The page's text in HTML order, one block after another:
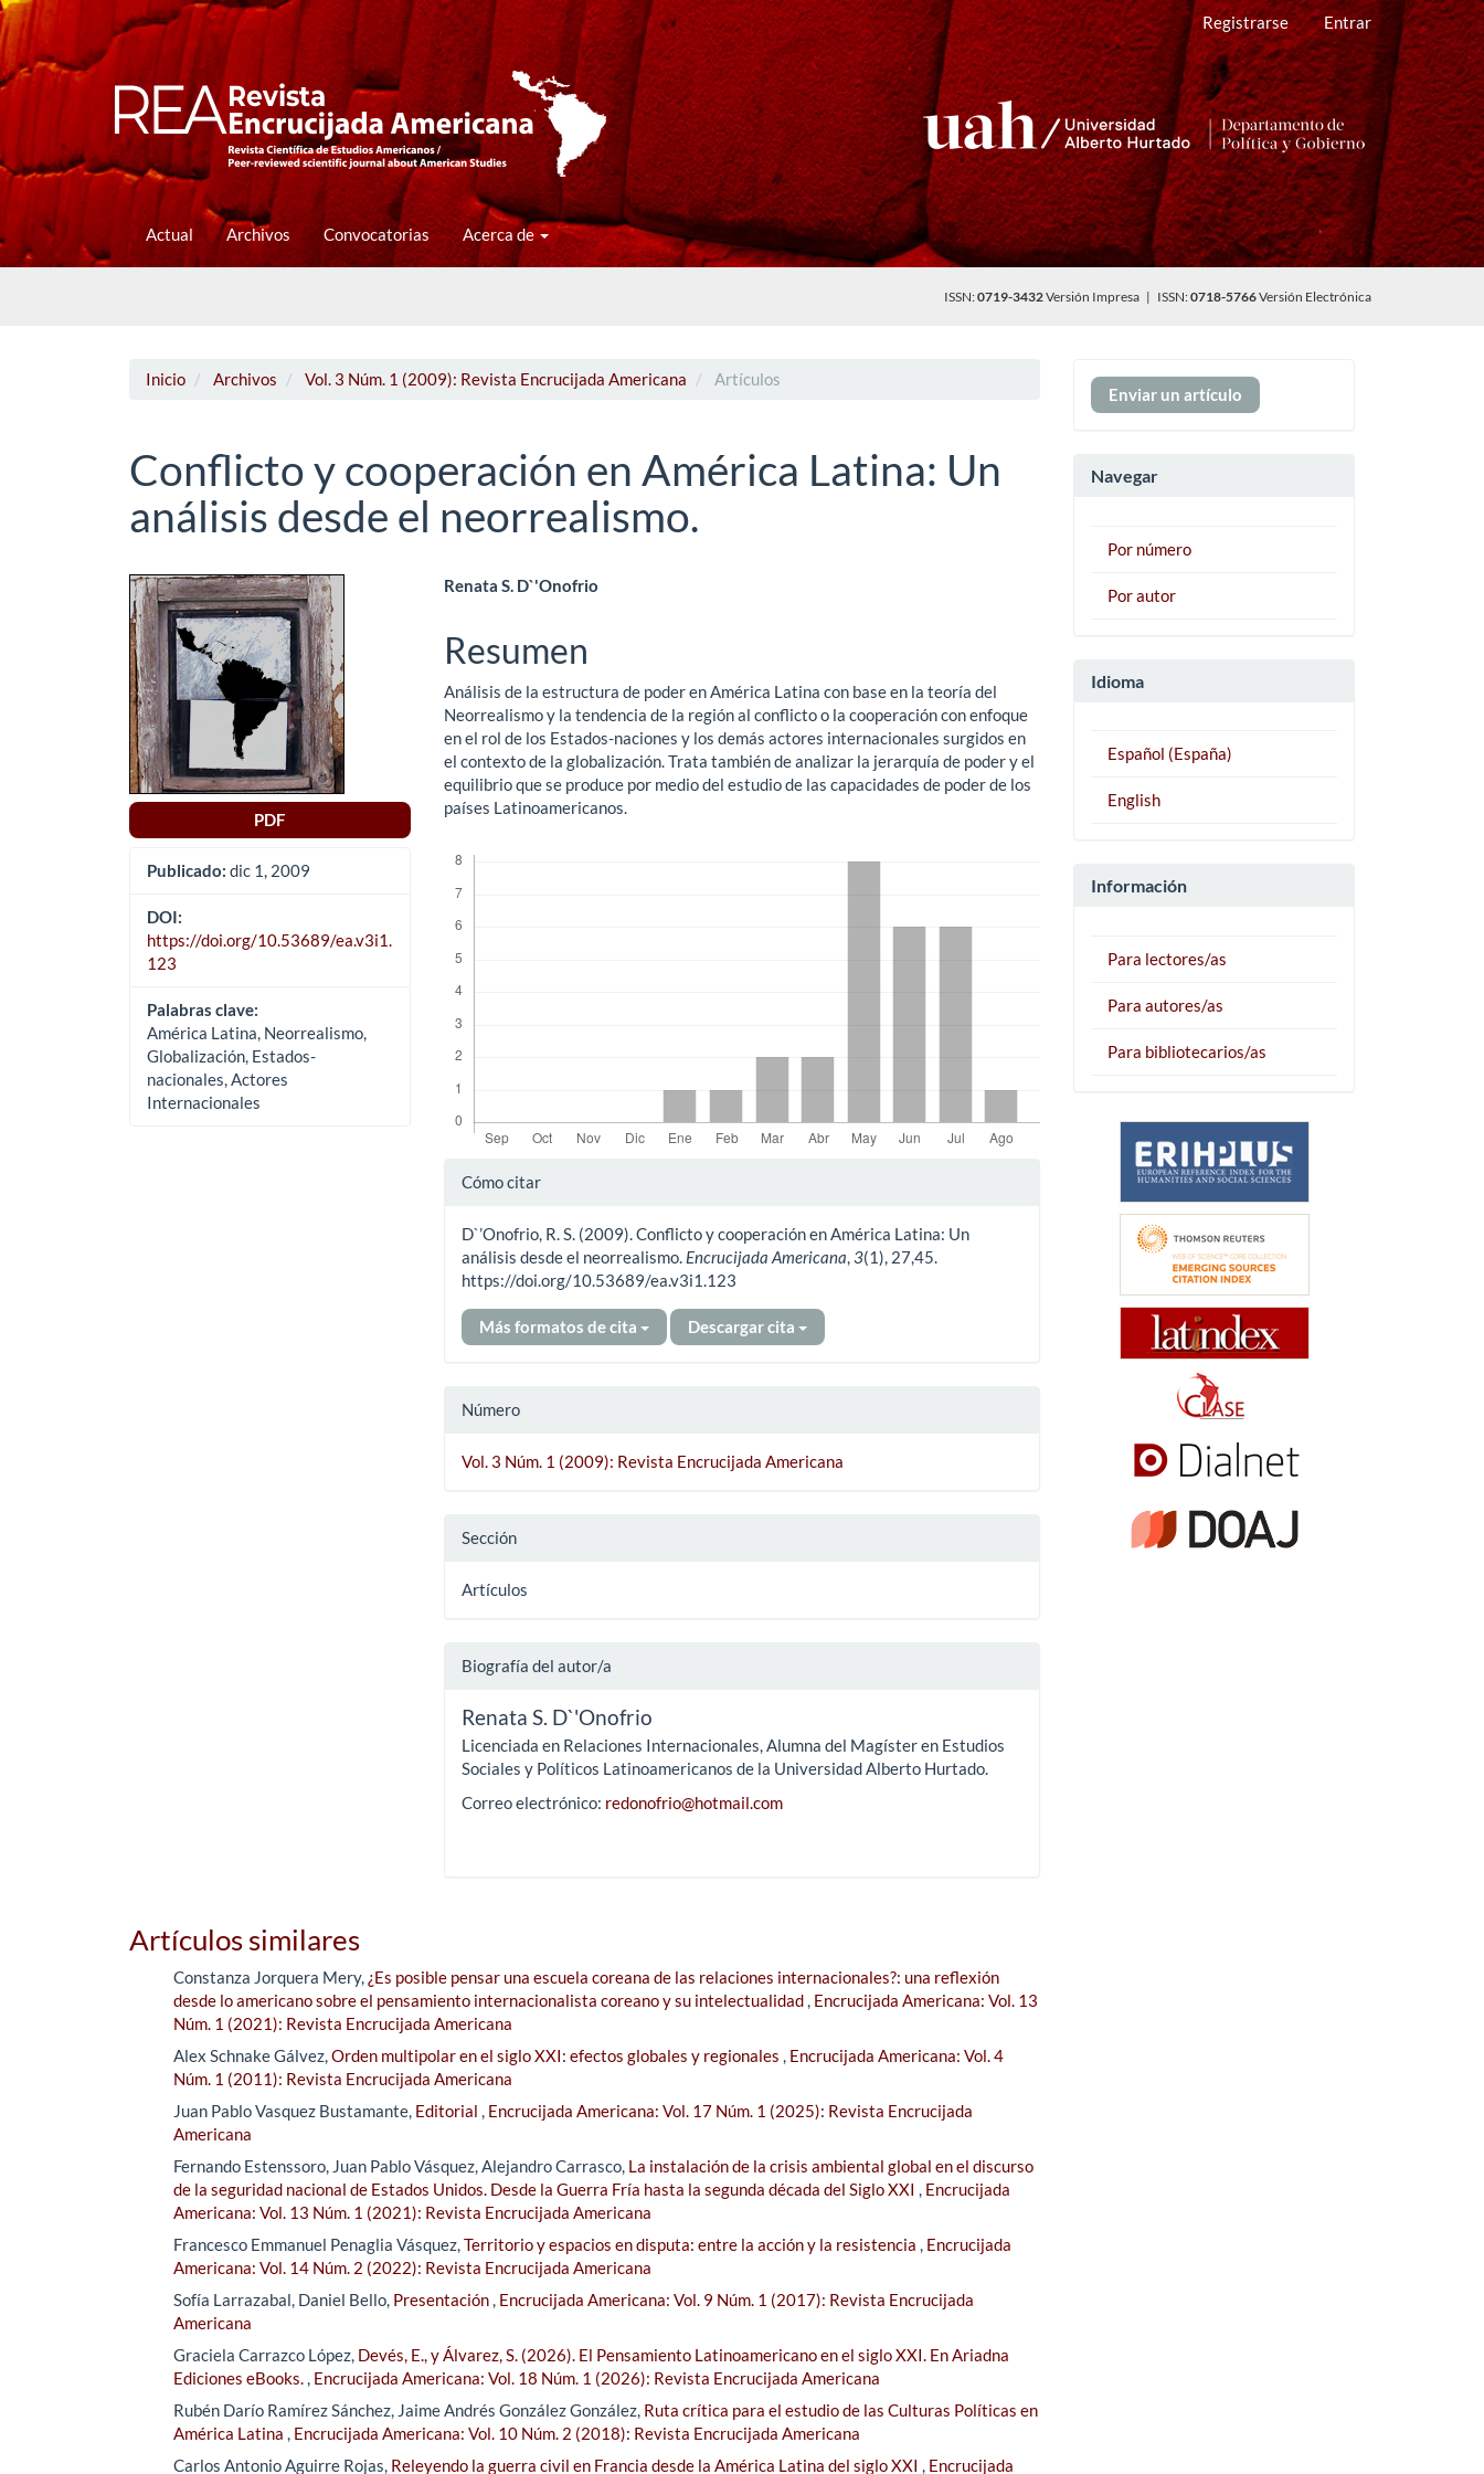
Navegación
Contenido
principal
Barra
Registrarse Entrar
Actual Archivos Convocatorias Acerca de
ISSN:0719-3432Versión Impresa | ISSN:0718-5766Versión Electrónica
Inicio Archivos Vol. 3 Núm. 1 (2009): Revista Encrucijada Americana Artículos
Conflicto y cooperación en América Latina: Un
análisis desde el neorrealismo.
Barra
lateral
del
artículo
PDF
Publicado: dic 1, 2009
DOI:
https://doi.org/10.53689/ea.v3i1.
123
Palabras clave:
América Latina, Neorrealismo,
Globalización, Estados-
nacionales, Actores
Internacionales
Contenido
principal
del
artículo
Renata S. D`'Onofrio
Resumen
Análisis de la estructura de poder en América Latina con base en la teoría del
Neorrealismo y la tendencia de la región al conflicto o la cooperación con enfoque
en el rol de los Estados-naciones y los demás actores internacionales surgidos en
el contexto de la globalización. Trata también de analizar la jerarquía de poder y el
equilibrio que se produce por medio del estudio de las capacidades de poder de los
países Latinoamericanos.
Detalles
artículo
Cómo citar
D`’Onofrio, R. S. (2009). Conflicto y cooperación en América Latina: Un
análisis desde el neorrealismo. Encrucijada Americana 3(1), 27,45.
https://doi.org/10.53689/ea.v3i1.123
Más formatos de cita Descargar cita
Número
Vol. 3 Núm. 1 (2009): Revista Encrucijada Americana
Sección
Artículos
Biografía del autor/a
Renata S. D`'Onofrio
Licenciada en Relaciones Internacionales, Alumna del Magíster en Estudios
Sociales y Políticos Latinoamericanos de la Universidad Alberto Hurtado.
Correo electrónico: redonofrio@hotmail.com
Artículos similares
Constanza Jorquera Mery, ¿Es posible pensar una escuela coreana de las relaciones internacionales?: una reflexión
desde lo americano sobre el pensamiento internacionalista coreano y su intelectualidad, Encrucijada Americana: Vol. 13
Núm. 1 (2021): Revista Encrucijada Americana
Alex Schnake Gálvez,Orden multipolar en el siglo XXI: efectos globales y regionales , Encrucijada Americana: Vol. 4
Núm. 1 (2011): Revista Encrucijada Americana
Juan Pablo Vasquez Bustamante, Editorial , Encrucijada Americana: Vol. 17 Núm. 1 (2025): Revista Encrucijada
Americana
Fernando Estenssoro, Juan Pablo Vásquez, Alejandro Carrasco, La instalación de la crisis ambiental global en el discurso
de la seguridad nacional de Estados Unidos. Desde la Guerra Fría hasta la segunda década del Siglo XXI , Encrucijada
Americana: Vol. 13 Núm. 1 (2021): Revista Encrucijada Americana
Francesco Emmanuel Penaglia Vásquez,Territorio y espacios en disputa: entre la acción y la resistencia , Encrucijada
Americana: Vol. 14 Núm. 2 (2022): Revista Encrucijada Americana
Sofía Larrazabal, Daniel Bello, Presentación, Encrucijada Americana: Vol. 9 Núm. 1 (2017): Revista Encrucijada
Americana
Graciela Carrazco López, Devés, E., y Álvarez, S. (2026). El Pensamiento Latinoamericano en el siglo XXI. En Ariadna
Ediciones eBooks., Encrucijada Americana: Vol. 18 Núm. 1 (2026): Revista Encrucijada Americana
Rubén Darío Ramírez Sánchez, Jaime Andrés González González, Ruta crítica para el estudio de las Culturas Políticas en
América Latina , Encrucijada Americana: Vol. 10 Núm. 2 (2018): Revista Encrucijada Americana
Carlos Antonio Aguirre Rojas, Releyendo la guerra civil en Francia desde la América Latina del siglo XXI , Encrucijada
Enviar
un
Enviar un artículo
Navegar
Por número
Por autor
Idioma
Español (España)
English
Información
Para lectores/as
Para autores/as
Para bibliotecarios/as